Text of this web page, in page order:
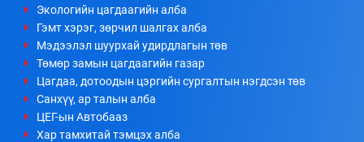
Экологийн цагдаагийн алба
Гэмт хэрэг, зөрчил шалгах алба
Мэдээлэл шуурхай удирдлагын төв
Төмөр замын цагдаагийн газар
Цагдаа, дотоодын цэргийн сургалтын нэгдсэн төв
Санхүү, ар талын алба
ЦЕГ-ын Автобааз
Хар тамхитай тэмцэх алба